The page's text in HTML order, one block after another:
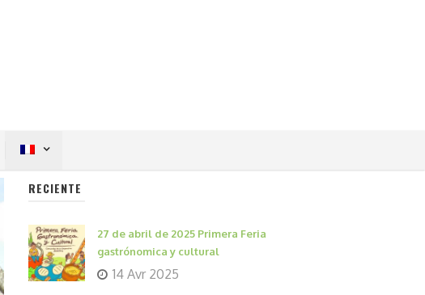
RECIENTE
27 de abril de 2025 Primera Feria
gastrónomica y cultural
14 Avr 2025